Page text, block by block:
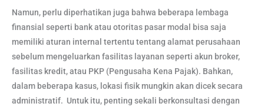
Namun, perlu diperhatikan juga bahwa beberapa lembaga
finansial seperti bank atau otoritas pasar modal bisa saja
memiliki aturan internal tertentu tentang alamat perusahaan
sebelum mengeluarkan fasilitas layanan seperti akun broker,
fasilitas kredit, atau PKP (Pengusaha Kena Pajak). Bahkan,
dalam beberapa kasus, lokasi fisik mungkin akan dicek secara
administratif. Untuk itu, penting sekali berkonsultasi dengan